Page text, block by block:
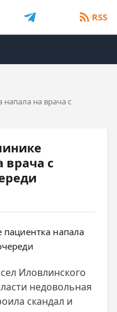
RSS
напала на врача с
врача с
Иловлинского
недовольная
скандал и